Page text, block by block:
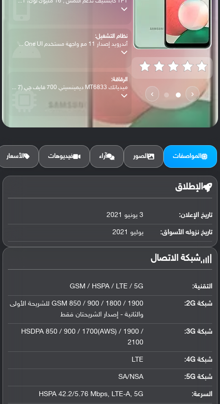
‹
›
نظام التشغيل:
أندرويد إصدار 11 مع واجهة مستخدم One UI ...
الرقاقة:
ميدياتك MT6833 ديمينسيتي 700 فايف جي (7 ...
الرام / التخزين:
البطارية:
ليثيوم بوليمر سعة 5000 مللي أمبير, غير ق...
المواصفات الصور آراء فيديوهات الأسعار
الإطلاق
تاريخ الإعلان: 3 يونيو 2021
تاريخ نزوله الأسواق: يوليو 2021
شبكة الاتصال
التقنية: GSM / HSPA / LTE / 5G
شبكة 2G:
GSM 850 / 900 / 1800 / 1900 للشريحة الأولى
والثانية - إصدار الشريحتان فقط
شبكة 3G :
HSDPA 850 / 900 / 1700(AWS) / 1900 /
2100
شبكة 4G :
LTE
شبكة 5G :
SA/NSA
السرعة: HSPA 42.2/5.76 Mbps, LTE-A, 5G